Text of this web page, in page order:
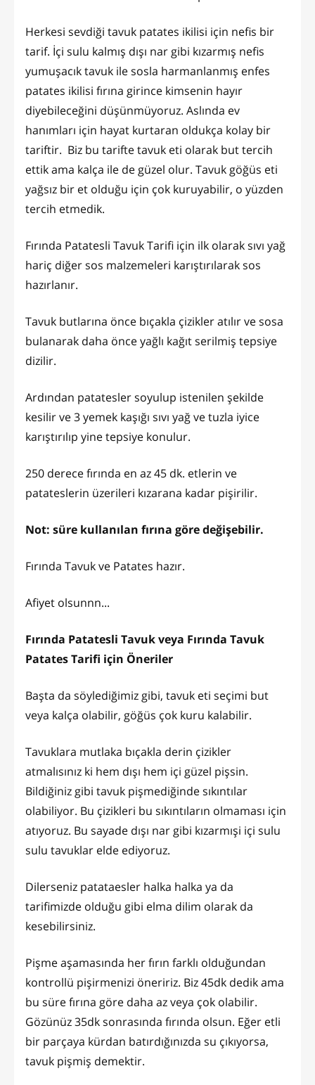
Herkesi sevdiği tavuk patates ikilisi için nefis bir
tarif. İçi sulu kalmış dışı nar gibi kızarmış nefis
yumuşacık tavuk ile sosla harmanlanmış enfes
patates ikilisi fırına girince kimsenin hayır
diyebileceğini düşünmüyoruz. Aslında ev
hanımları için hayat kurtaran oldukça kolay bir
tariftir. Biz bu tarifte tavuk eti olarak but tercih
ettik ama kalça ile de güzel olur. Tavuk göğüs eti
yağsız bir et olduğu için çok kuruyabilir, o yüzden
tercih etmedik.
Fırında Patatesli Tavuk Tarifi için ilk olarak sıvı yağ
hariç diğer sos malzemeleri karıştırılarak sos
hazırlanır.
Tavuk butlarına önce bıçakla çizikler atılır ve sosa
bulanarak daha önce yağlı kağıt serilmiş tepsiye
dizilir.
Ardından patatesler soyulup istenilen şekilde
kesilir ve 3 yemek kaşığı sıvı yağ ve tuzla iyice
karıştırılıp yine tepsiye konulur.
250 derece fırında en az 45 dk. etlerin ve
patateslerin üzerileri kızarana kadar pişirilir.
Not: süre kullanılan fırına göre değişebilir.
Fırında Tavuk ve Patates hazır.
Afiyet olsunnn...
Fırında Patatesli Tavuk veya Fırında Tavuk
Patates Tarifi için Öneriler
Başta da söylediğimiz gibi, tavuk eti seçimi but
veya kalça olabilir, göğüs çok kuru kalabilir.
Tavuklara mutlaka bıçakla derin çizikler
atmalısınız ki hem dışı hem içi güzel pişsin.
Bildiğiniz gibi tavuk pişmediğinde sıkıntılar
olabiliyor. Bu çizikleri bu sıkıntıların olmaması için
atıyoruz. Bu sayade dışı nar gibi kızarmışi içi sulu
sulu tavuklar elde ediyoruz.
Dilerseniz patataesler halka halka ya da
tarifimizde olduğu gibi elma dilim olarak da
kesebilirsiniz.
Pişme aşamasında her fırın farklı olduğundan
kontrollü pişirmenizi öneririz. Biz 45dk dedik ama
bu süre fırına göre daha az veya çok olabilir.
Gözünüz 35dk sonrasında fırında olsun. Eğer etli
bir parçaya kürdan batırdığınızda su çıkıyorsa,
tavuk pişmiş demektir.